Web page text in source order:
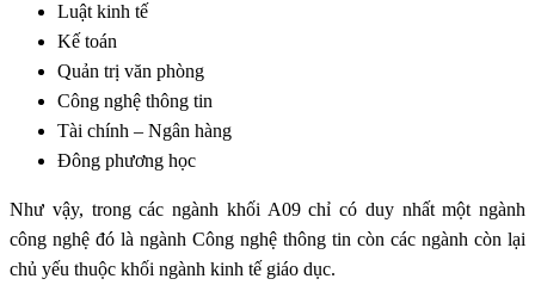
Luật kinh tế
Kế toán
Quản trị văn phòng
Công nghệ thông tin
Tài chính – Ngân hàng
Đông phương học
Như vậy, trong các ngành khối A09 chỉ có duy nhất một ngành
công nghệ đó là ngành Công nghệ thông tin còn các ngành còn lại
chủ yếu thuộc khối ngành kinh tế giáo dục.